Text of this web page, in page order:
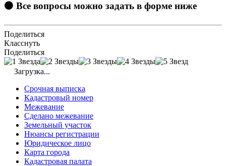
🟠 Все вопросы можно задать в форме ниже
Поделиться
Класснуть
Поделиться
Загрузка...
Срочная выписка
Кадастровый номер
Межевание
Сделано межевание
Земельный участок
Нюансы регистрации
Юридическое лицо
Карта города
Кадастровая палата